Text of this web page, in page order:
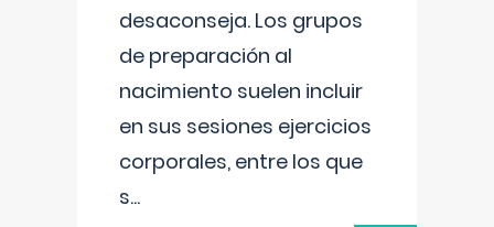
desaconseja. Los grupos
de preparación al
nacimiento suelen incluir
en sus sesiones ejercicios
corporales, entre los que
s...